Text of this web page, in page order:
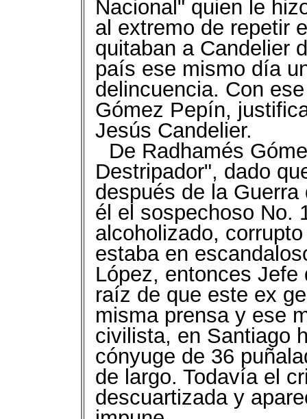
Nacional" quien le
al extremo de repetir
quitaban a Candelier
país ese mismo día
delincuencia. Con
Gómez Pepín,
Jesús Candelier.
De Radhamés
Destripador", dado
después de la
él el sospechoso No.
alcoholizado,
estaba en
López, entonces
raíz de que este ex
misma prensa y ese
civilista, en Santiago
cónyuge de 36
de largo. Todavía el
descuartizada y